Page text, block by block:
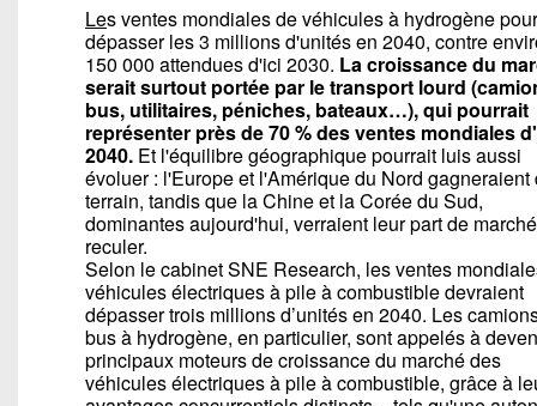
Les ventes mondiales de véhicules à hydrogène
dépasser les 3 millions d'unités en 2040, contre
150 000 attendues d'ici 2030. La croissance du
serait surtout portée par le transport lourd
bus, utilitaires, péniches, bateaux…), qui pourrait
représenter près de 70 % des ventes mondiales
2040. Et l'équilibre géographique pourrait luis aussi
évoluer : l'Europe et l'Amérique du Nord gagneraient
terrain, tandis que la Chine et la Corée du Sud,
dominantes aujourd'hui, verraient leur part de marché
reculer.
Selon le cabinet SNE Research, les ventes
véhicules électriques à pile à combustible devraient
dépasser trois millions d’unités en 2040. Les
bus à hydrogène, en particulier, sont appelés à
principaux moteurs de croissance du marché des
véhicules électriques à pile à combustible, grâce à